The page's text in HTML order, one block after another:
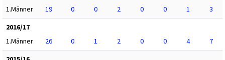
1.Männer
19 0 0 2 0 0 1
3
2016/17
1.Männer
26 0 1 2 0 0 4
7